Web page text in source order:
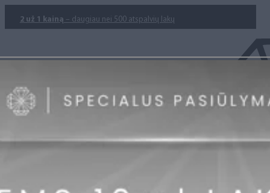
2 už 1 kainą – daugiau nei 500 atspalvių lakų